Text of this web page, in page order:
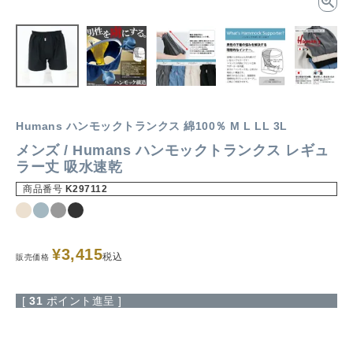
Humans ハンモックトランクス 綿100％ M L LL 3L
メンズ / Humans ハンモックトランクス レギュ
ラー丈 吸水速乾
商品番号 K297112
販売価格 ¥3,415税込
[ 31 ポイント進呈 ]